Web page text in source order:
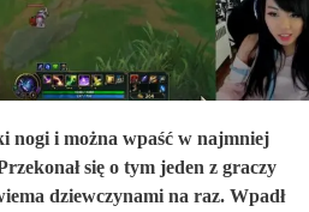
nogi i można wpaść w najmniej
się o tym jeden z graczy
dziewczynami na raz. Wpadł